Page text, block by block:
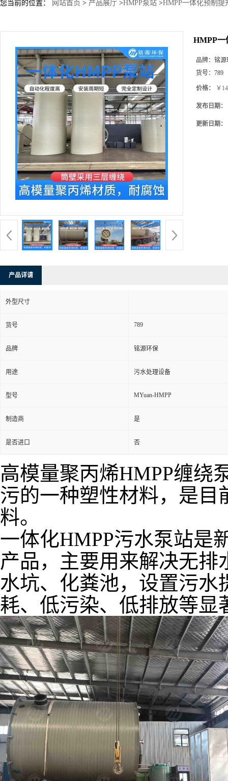
您当前的位置： 网站首页 > 产品展厅 >HMPP泵站 >HMPP一体化预制
HMPP一
品牌： 铭源
货号： 789
价格： ￥
发布日期：
更新日期：
产品详请
外型尺寸
货号 789
品牌 铭源环保
用途 污水处理设备
型号 MYuan-HMPP
制造商 是
是否进口 否
高模量聚丙烯HMPP缠绕
污的一种塑性材料，是
料。
一体化HMPP污水泵站是
产品，主要用来解决无
水坑、化粪池，设置污水
耗、低污染、低排放等显